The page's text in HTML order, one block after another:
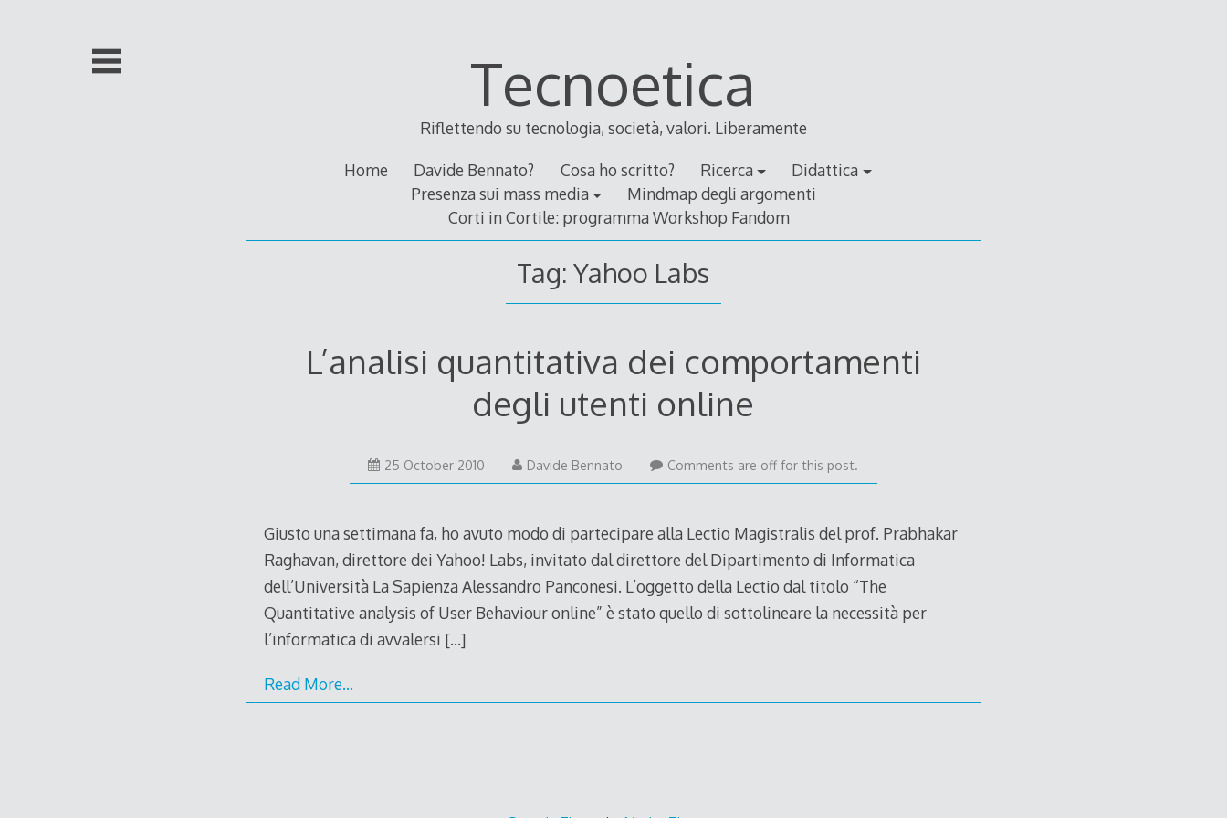
Tecnoetica
Riflettendo su tecnologia, società, valori. Liberamente
Home Davide Bennato? Cosa ho scritto? Ricerca
Didattica
Presenza sui mass media
Mindmap degli argomenti
Corti in Cortile: programma Workshop Fandom
Tag:Yahoo Labs
L’analisi quantitativa dei comportamenti
degli utenti online
25 October 2010
October
Davide Bennato Comments are off for this post.
Giusto una settimana fa, ho avuto modo di partecipare alla Lectio Magistralis del prof. Prabhakar
Raghavan, direttore dei Yahoo! Labs, invitato dal direttore del Dipartimento di Informatica
dell’Università La Sapienza Alessandro Panconesi. L’oggetto della Lectio dal titolo “The
Quantitative analysis of User Behaviour online” è stato quello di sottolineare la necessità per
l’informatica di avvalersi […]
Read More…